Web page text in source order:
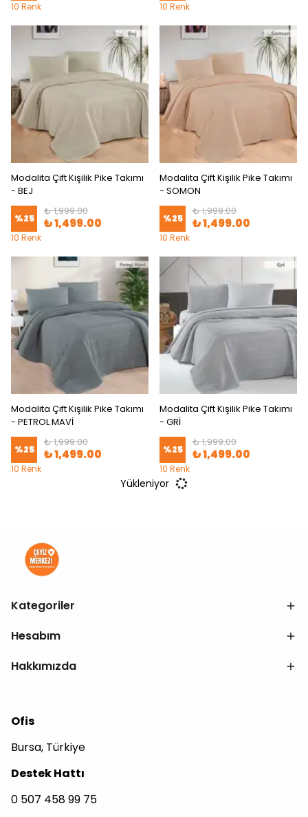
10 Renk 10 Renk
Modalita Çift Kişilik Pike Takımı
- BEJ
%25
₺ 1,999.00
₺ 1,499.00
10 Renk
Modalita Çift Kişilik Pike Takımı
- SOMON
%25
₺ 1,999.00
₺ 1,499.00
10 Renk
Modalita Çift Kişilik Pike Takımı
- PETROL MAVİ
%25
₺ 1,999.00
₺ 1,499.00
10 Renk
Modalita Çift Kişilik Pike Takımı
- GRİ
%25
₺ 1,999.00
₺ 1,499.00
10 Renk
Yükleniyor
Kategoriler
Hesabım
Hakkımızda
Ofis
Bursa, Türkiye
Destek Hattı
0 507 458 99 75